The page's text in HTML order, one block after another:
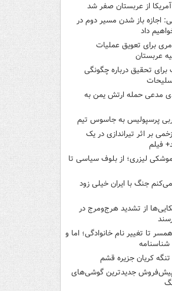
از عربستان صفر شد
اجازه باز شدن مسیر دوم در
داد
برای تعویق عملیات
عربستان
برای تحقیق درباره چگونگی
مدعی حمله ارتش یمن به
پرسپولیس به جاسوس تیم
زخمی بر اثر تیراندازی در یک
فیلم
لیزری؛ از بلوف سیاسی تا
جنگ با ایران خیلی زود
از تشدید هرج‌ومرج در
تا تغییر نام خانوادگی؛ اما و
تنگه کریان جزیره قشم
پیش‌فروش جدیدترین گوشی‌های